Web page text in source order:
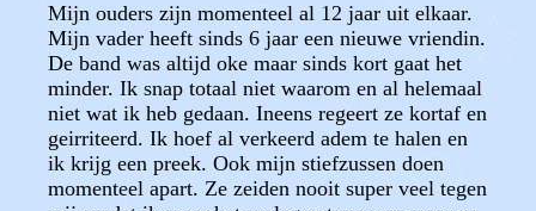
Mijn ouders zijn momenteel al 12 jaar uit elkaar.
Mijn vader heeft sinds 6 jaar een nieuwe vriendin.
De band was altijd oke maar sinds kort gaat het
minder. Ik snap totaal niet waarom en al helemaal
niet wat ik heb gedaan. Ineens regeert ze kortaf en
geirriteerd. Ik hoef al verkeerd adem te halen en
ik krijg een preek. Ook mijn stiefzussen doen
momenteel apart. Ze zeiden nooit super veel tegen